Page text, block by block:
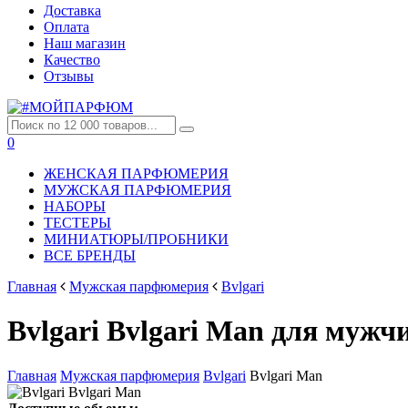
Доставка
Оплата
Наш магазин
Качество
Отзывы
0
ЖЕНСКАЯ ПАРФЮМЕРИЯ
МУЖСКАЯ ПАРФЮМЕРИЯ
НАБОРЫ
ТЕСТЕРЫ
МИНИАТЮРЫ/ПРОБНИКИ
ВСЕ БРЕНДЫ
Главная
Мужская парфюмерия Bvlgari
Bvlgari Bvlgari Man для
Главная Мужская парфюмерия Bvlgari Bvlgari Man